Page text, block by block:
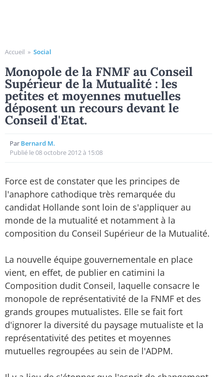
Accueil » Social
Monopole de la FNMF au Conseil
Supérieur de la Mutualité : les
petites et moyennes mutuelles
déposent un recours devant le
Conseil d'Etat.
Par Bernard M.
Publié le 08 octobre 2012 à 15:08
Force est de constater que les principes de
l'anaphore cathodique très remarquée du
candidat Hollande sont loin de s'appliquer au
monde de la mutualité et notamment à la
composition du Conseil Supérieur de la Mutualité.
La nouvelle équipe gouvernementale en place
vient, en effet, de publier en catimini la
Composition dudit Conseil, laquelle consacre le
monopole de représentativité de la FNMF et des
grands groupes mutualistes. Elle se fait fort
d'ignorer la diversité du paysage mutualiste et la
représentativité des petites et moyennes
mutuelles regroupées au sein de l'ADPM.